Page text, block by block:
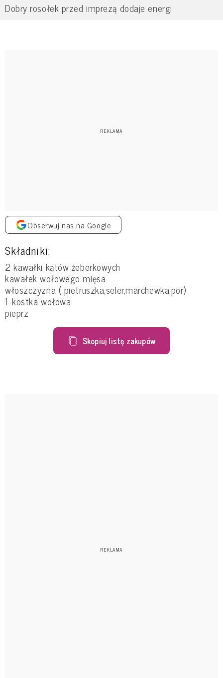
Dobry rosołek przed imprezą dodaje energi
Obserwuj nas na Google
Składniki:
2 kawałki kątów żeberkowych
kawałek wołowego mięsa
włoszczyzna ( pietruszka,seler,marchewka,por)
1 kostka wołowa
pieprz
Skopiuj listę zakupów